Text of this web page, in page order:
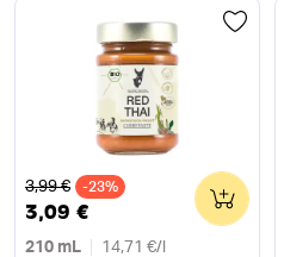
Alter Preis
3,99 € -23%
3,09 €
210 mL 14,71 €/
0